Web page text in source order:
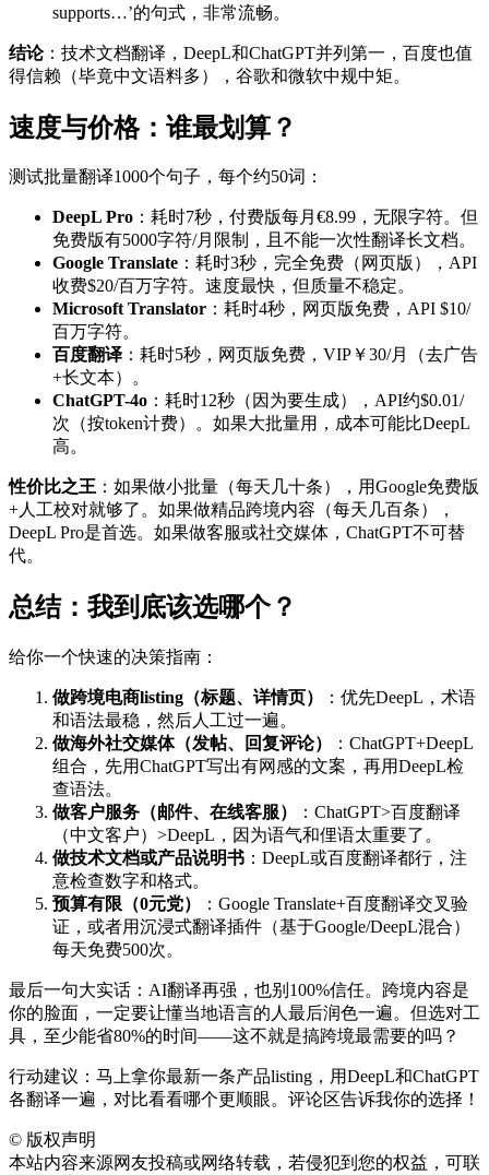
supports…’的句式，非常流畅。
结论：技术文档翻译，DeepL和ChatGPT并列第一，百度也值
得信赖（毕竟中文语料多），谷歌和微软中规中矩。
速度与价格：谁最划算？
测试批量翻译1000个句子，每个约50词：
DeepL Pro ：耗时7秒，付费版每月€8.99，无限字符。但
免费版有5000字符/月限制，且不能一次性翻译长文档。
Google Translate ：耗时3秒，完全免费（网页版），API
收费$20/百万字符。速度最快，但质量不稳定。
Microsoft Translator ：耗时4秒，网页版免费，API $10/
百万字符。
百度翻译 ：耗时5秒，网页版免费，VIP￥30/月（去广告
+长文本）。
ChatGPT-4o ：耗时12秒（因为要生成），API约$0.01/
次（按token计费）。如果大批量用，成本可能比DeepL
高。
性价比之王 ：如果做小批量（每天几十条），用Google免费版
+人工校对就够了。如果做精品跨境内容（每天几百条），
DeepL Pro是首选。如果做客服或社交媒体，ChatGPT不可替
代。
总结：我到底该选哪个？
给你一个快速的决策指南：
做跨境电商listing（标题、详情页）
：优先DeepL，术语
和语法最稳，然后人工过一遍。
做海外社交媒体（发帖、回复评论）
：ChatGPT+DeepL
组合，先用ChatGPT写出有网感的文案，再用DeepL检
查语法。
做客户服务（邮件、在线客服）
：ChatGPT>百度翻译
（中文客户）>DeepL，因为语气和俚语太重要了。
做技术文档或产品说明书 ：DeepL或百度翻译都行，注
意检查数字和格式。
预算有限（0元党）
：Google Translate+百度翻译交叉验
证，或者用沉浸式翻译插件（基于Google/DeepL混合）
每天免费500次。
最后一句大实话：AI翻译再强，也别100%信任。跨境内容是
你的脸面，一定要让懂当地语言的人最后润色一遍。但选对工
具，至少能省80%的时间——这不就是搞跨境最需要的吗？
行动建议：马上拿你最新一条产品listing，用DeepL和ChatGPT
各翻译一遍，对比看看哪个更顺眼。评论区告诉我你的选择！
© 版权声明
本站内容来源网友投稿或网络转载，若侵犯到您的权益，可联